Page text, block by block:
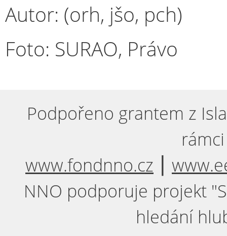
Autor: (orh, jšo, pch)
Foto: SURAO, Právo
Podpořeno grantem z
www.fondnno.cz
NNO podporuje projekt
hledání